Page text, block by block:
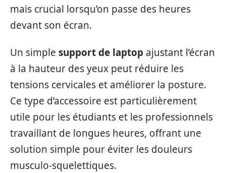
mais crucial lorsqu’on passe des heures
devant son écran.
Un simple support de laptop ajustant l’écran
à la hauteur des yeux peut réduire les
tensions cervicales et améliorer la posture.
Ce type d’accessoire est particulièrement
utile pour les étudiants et les professionnels
travaillant de longues heures, offrant une
solution simple pour éviter les douleurs
musculo-squelettiques.